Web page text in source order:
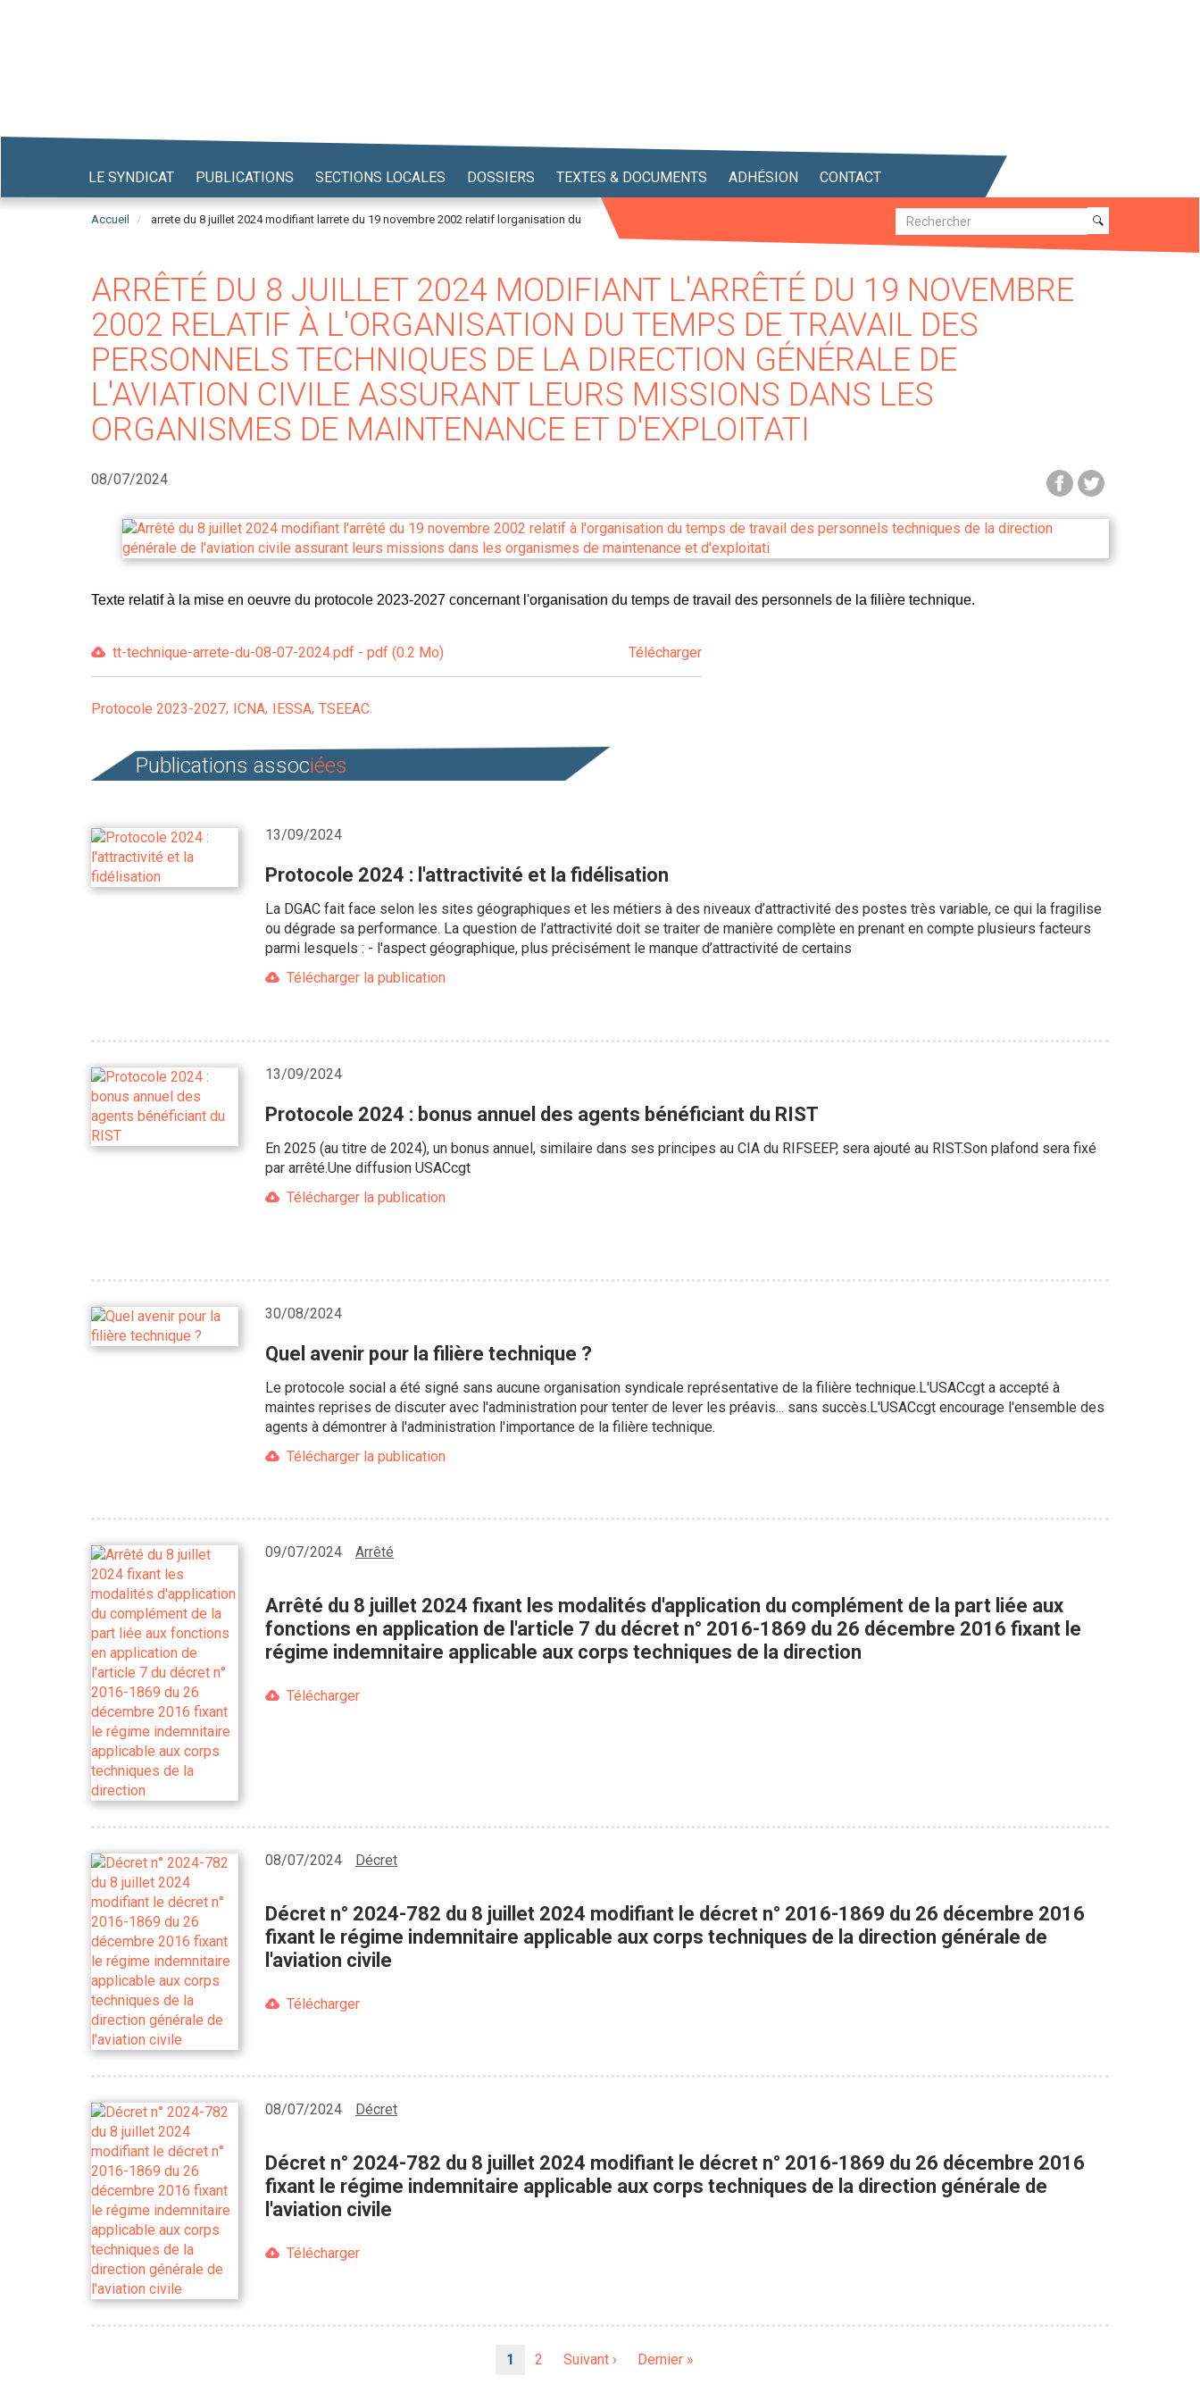
LE SYNDICAT PUBLICATIONS SECTIONS LOCALES DOSSIERS TEXTES & DOCUMENTS ADHÉSION CONTACT
Accueil arrete du 8 juillet 2024 modifiant larrete du 19 novembre 2002 relatif lorganisation du Recherche
Recherche
ARRÊTÉ DU 8 JUILLET 2024 MODIFIANT L'ARRÊTÉ DU 19 NOVEMBRE
2002 RELATIF À L'ORGANISATION DU TEMPS DE TRAVAIL DES
PERSONNELS TECHNIQUES DE LA DIRECTION GÉNÉRALE DE
L'AVIATION CIVILE ASSURANT LEURS MISSIONS DANS LES
ORGANISMES DE MAINTENANCE ET D'EXPLOITATI
08/07/2024
Texte relatif à la mise en oeuvre du protocole 2023-2027 concernant l'organisation du temps de travail des personnels de la filière technique.
tt-technique-arrete-du-08-07-2024.pdf - pdf (0.2 Mo) Télécharger
Protocole 2023-2027 ICNA IESSA TSEEAC
Publications associées
13/09/2024
Protocole 2024 : l'attractivité et la fidélisation
La DGAC fait face selon les sites géographiques et les métiers à des niveaux d’attractivité des postes très variable, ce qui la fragilise
ou dégrade sa performance. La question de l’attractivité doit se traiter de manière complète en prenant en compte plusieurs facteurs
parmi lesquels : - l'aspect géographique, plus précisément le manque d’attractivité de certains
Télécharger la publication
13/09/2024
Protocole 2024 : bonus annuel des agents bénéficiant du RIST
En 2025 (au titre de 2024), un bonus annuel, similaire dans ses principes au CIA du RIFSEEP, sera ajouté au RIST.Son plafond sera fixé
par arrêté.Une diffusion USACcgt
Télécharger la publication
30/08/2024
Quel avenir pour la filière technique ?
Le protocole social a été signé sans aucune organisation syndicale représentative de la filière technique.L'USACcgt a accepté à
maintes reprises de discuter avec l'administration pour tenter de lever les préavis... sans succès.L'USACcgt encourage l'ensemble des
agents à démontrer à l'administration l'importance de la filière technique.
Télécharger la publication
09/07/2024 Arrêté
Arrêté du 8 juillet 2024 fixant les modalités d'application du complément de la part liée aux
fonctions en application de l'article 7 du décret n° 2016-1869 du 26 décembre 2016 fixant le
régime indemnitaire applicable aux corps techniques de la direction
Télécharger
08/07/2024 Décret
Décret n° 2024-782 du 8 juillet 2024 modifiant le décret n° 2016-1869 du 26 décembre 2016
fixant le régime indemnitaire applicable aux corps techniques de la direction générale de
l'aviation civile
Télécharger
08/07/2024 Décret
Décret n° 2024-782 du 8 juillet 2024 modifiant le décret n° 2016-1869 du 26 décembre 2016
fixant le régime indemnitaire applicable aux corps techniques de la direction générale de
l'aviation civile
Télécharger
Page
1 Page
2
Page
Suivant ›
Dernière
Dernier »